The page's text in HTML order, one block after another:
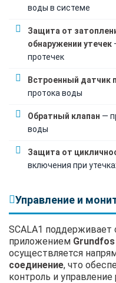
воды в системе
Защита от
обнаружении утечек
протечек
Встроенный датчик
протока воды
Обратный клапан —
воды
Защита от
включения при
Управление и
SCALA1
приложением
осуществляется
соединение, что
контроль и